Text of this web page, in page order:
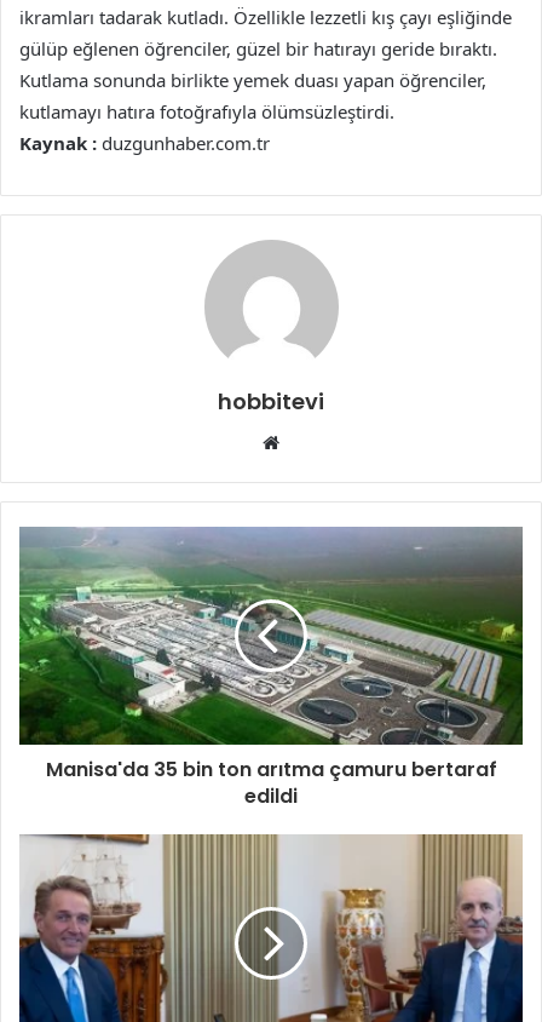
ikramları tadarak kutladı. Özellikle lezzetli kış çayı eşliğinde
gülüp eğlenen öğrenciler, güzel bir hatırayı geride bıraktı.
Kutlama sonunda birlikte yemek duası yapan öğrenciler,
kutlamayı hatıra fotoğrafıyla ölümsüzleştirdi.
Kaynak : duzgunhaber.com.tr
hobbitevi
Web
Manisa'da 35 bin ton arıtma çamuru bertaraf
edildi